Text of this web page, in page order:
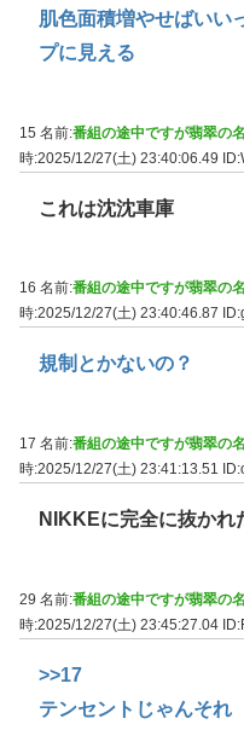
肌色面積増やせばいい
プに見える
15 名前:番組の途中ですが翡翠の
時:2025/12/27(土) 23:40:06.49
これは沈沈車庫
16 名前:番組の途中ですが翡翠の
時:2025/12/27(土) 23:40:46.87
規制とかないの？
17 名前:番組の途中ですが翡翠の
時:2025/12/27(土) 23:41:13.51
NIKKEに完全に抜かれ
29 名前:番組の途中ですが翡翠の
時:2025/12/27(土) 23:45:27.04
>>17
テンセントじゃんそれ